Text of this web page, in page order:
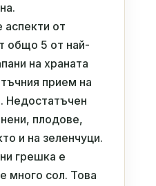
аспекти от
общо 5 от най-
на храната
прием на
Недостатъчен
плодове,
и на зеленчуци.
грешка е
много сол. Това